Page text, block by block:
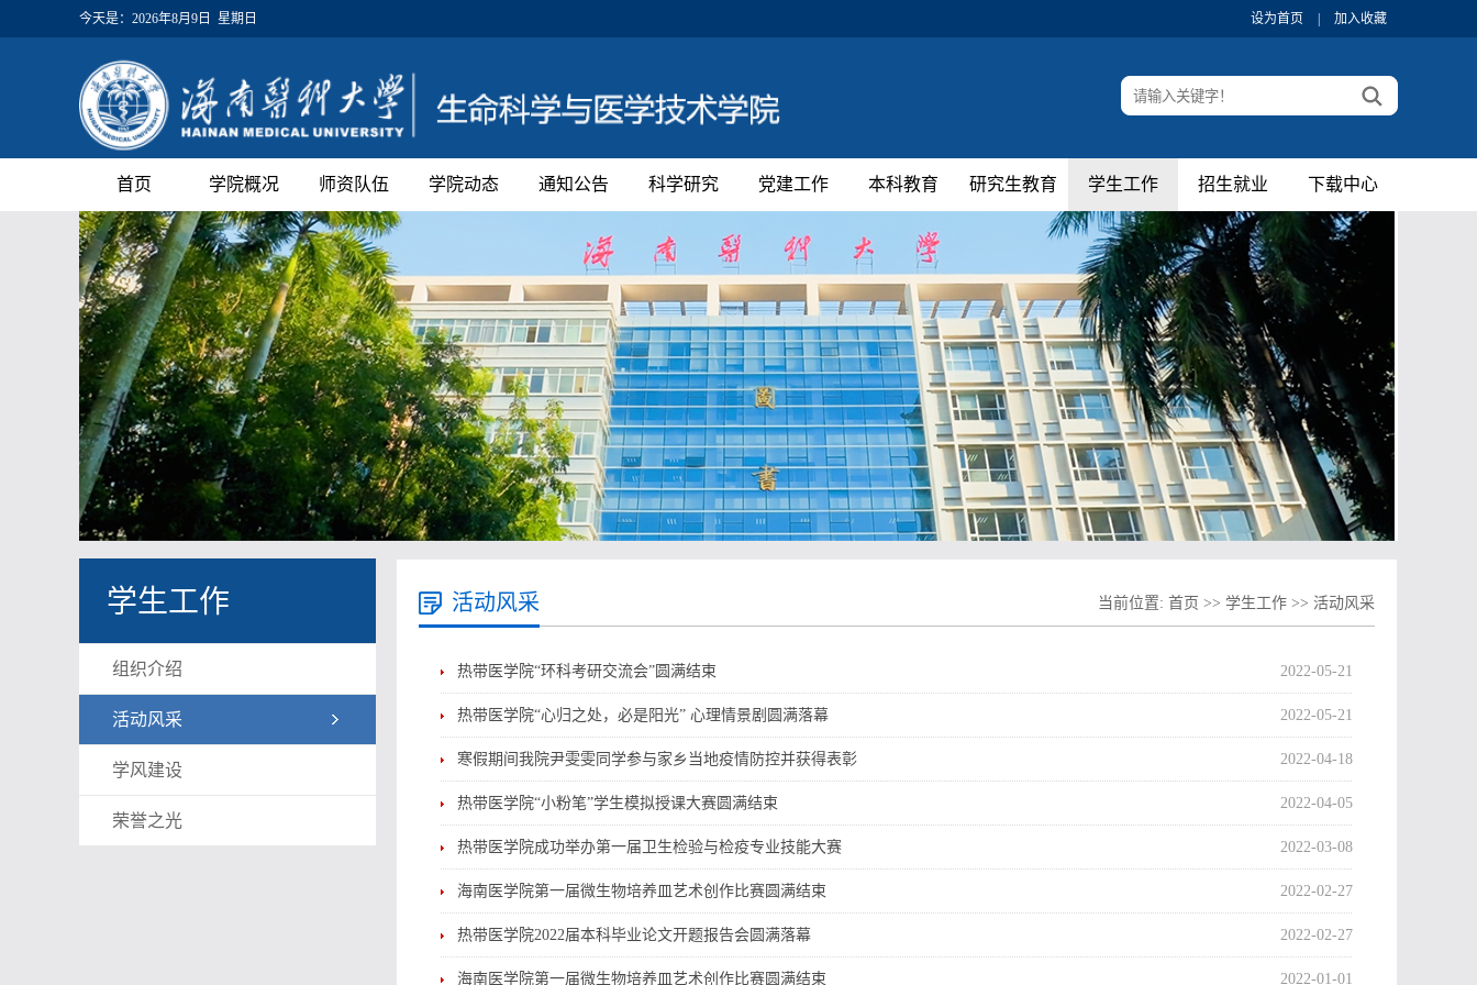
今天是： 2026年8月9日 星期日 设为首页 加入收藏
首页 学院概况 师资队伍 学院动态 通知公告 科学研究 党建工作 本科教育 研究生教育 学生工作 招生就业 下载中心
学生工作
组织介绍
活动风采
学风建设
荣誉之光
活动风采 当前位置: 首页 >> 学生工作 >> 活动风采
热带医学院“环科考研交流会”圆满结束 2022-05-21
热带医学院“心归之处，必是阳光” 心理情景剧圆满落幕 2022-05-21
寒假期间我院尹雯雯同学参与家乡当地疫情防控并获得表彰 2022-04-18
热带医学院“小粉笔”学生模拟授课大赛圆满结束 2022-04-05
热带医学院成功举办第一届卫生检验与检疫专业技能大赛 2022-03-08
海南医学院第一届微生物培养皿艺术创作比赛圆满结束 2022-02-27
热带医学院2022届本科毕业论文开题报告会圆满落幕 2022-02-27
海南医学院第一届微生物培养皿艺术创作比赛圆满结束 2022-01-01